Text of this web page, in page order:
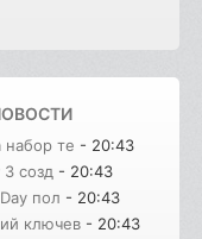
набор те - 20:43
3 созд - 20:43
пол - 20:43
ключев - 20:43